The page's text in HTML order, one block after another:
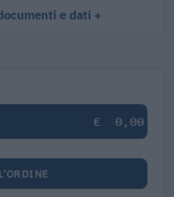
e dati
€ 0,00